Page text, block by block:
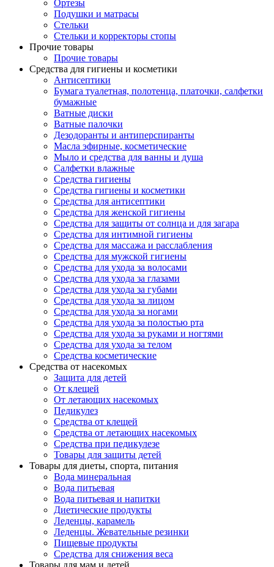
Ортезы
Подушки и матрасы
Стельки
Стельки и корректоры стопы
Прочие товары
Прочие товары
Средства для гигиены и косметики
Антисептики
Бумага туалетная, полотенца, платочки, салфетки
бумажные
Ватные диски
Ватные палочки
Дезодоранты и антиперспиранты
Масла эфирные, косметические
Мыло и средства для ванны и душа
Салфетки влажные
Средства гигиены
Средства гигиены и косметики
Средства для антисептики
Средства для женской гигиены
Средства для защиты от солнца и для загара
Средства для интимной гигиены
Средства для массажа и расслабления
Средства для мужской гигиены
Средства для ухода за волосами
Средства для ухода за глазами
Средства для ухода за губами
Средства для ухода за лицом
Средства для ухода за ногами
Средства для ухода за полостью рта
Средства для ухода за руками и ногтями
Средства для ухода за телом
Средства косметические
Средства от насекомых
Защита для детей
От клещей
От летающих насекомых
Педикулез
Средства от клещей
Средства от летающих насекомых
Средства при педикулезе
Товары для защиты детей
Товары для диеты, спорта, питания
Вода минеральная
Вода питьевая
Вода питьевая и напитки
Диетические продукты
Леденцы, карамель
Леденцы. Жевательные резинки
Пищевые продукты
Средства для снижения веса
Товары для мам и детей